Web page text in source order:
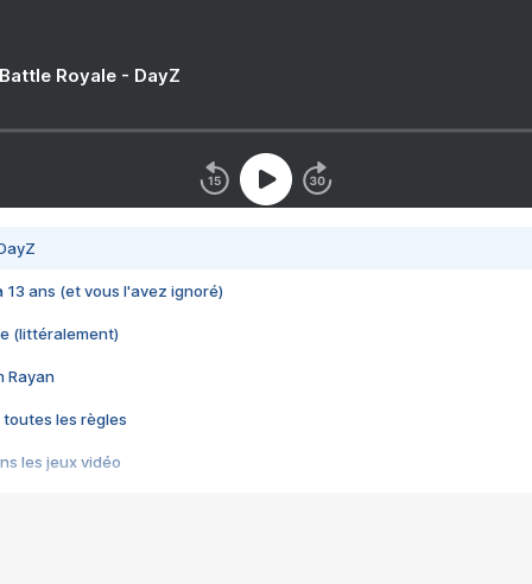
Royale - DayZ
13 ans (et vous l'avez ignoré)
(littéralement)
Rayan
toutes les règles
les jeux vidéo